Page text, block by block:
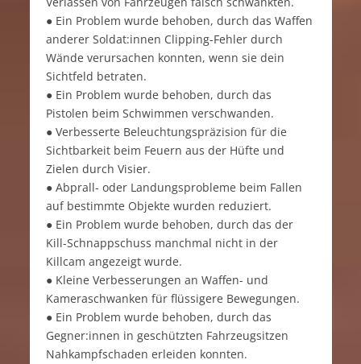
● Ein Problem wurde behoben, durch das Waffen
anderer Soldat:innen Clipping-Fehler durch
Wände verursachen konnten, wenn sie dein
Sichtfeld betraten.
● Ein Problem wurde behoben, durch das
Pistolen beim Schwimmen verschwanden.
● Verbesserte Beleuchtungspräzision für die
Sichtbarkeit beim Feuern aus der Hüfte und
Zielen durch Visier.
● Abprall- oder Landungsprobleme beim Fallen
auf bestimmte Objekte wurden reduziert.
● Ein Problem wurde behoben, durch das der
Kill-Schnappschuss manchmal nicht in der
Killcam angezeigt wurde.
● Kleine Verbesserungen an Waffen- und
Kameraschwanken für flüssigere Bewegungen.
● Ein Problem wurde behoben, durch das
Gegner:innen in geschützten Fahrzeugsitzen
Nahkampfschaden erleiden konnten.